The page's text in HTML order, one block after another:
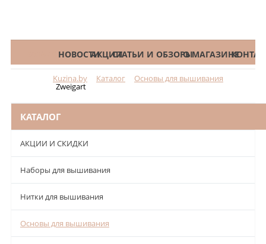
КАТАЛОГНОВОСТИАКЦИИСТАТЬИ И ОБЗОРЫО МАГАЗИНЕ
Kuzina.by Каталог Основы для вышивания
Zweigart
КАТАЛОГ
АКЦИИ И СКИДКИ
Наборы для вышивания
Нитки для вышивания
Основы для вышивания